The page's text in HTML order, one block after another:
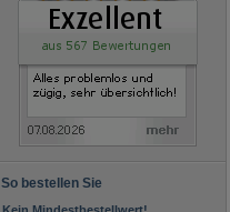
Kaufmann / Kauffrau für
Digitalisierungsmanagement
Kfm./Kffr. für Groß- und
Außenhandelsmanagement
Abschlussprüfung Teil 1
Abschlussprüfung Teil 2
Kaufmann / -frau für
Hotelmanagement
Kaufmann / Kauffrau für IT-System-
Management
Kaufmann / -frau Kurier-, Express- u.
So bestellen Sie